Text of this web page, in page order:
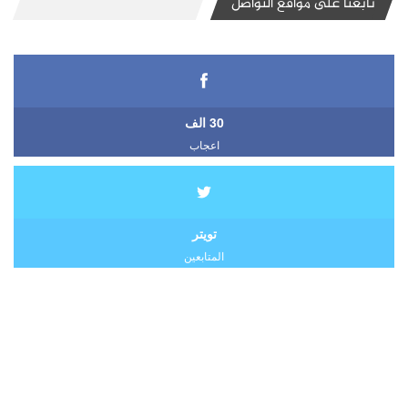
30 الف
اعجاب
تويتر
المتابعين